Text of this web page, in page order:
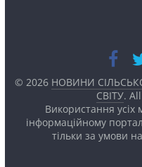
© 2026 НОВИНИ
СВІТУ.
Використання усіх
інформаційному
тільки за умови